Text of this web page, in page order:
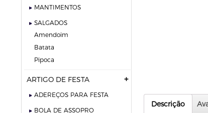
Descrição
MANTIMENTOS
SALGADOS
amendoim
batata
pipoca
ARTIGO DE FESTA
ADEREÇOS PARA FESTA
BOLA DE ASSOPRO